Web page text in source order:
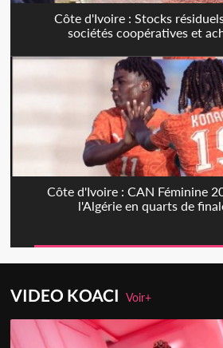
Côte d'Ivoire : Stocks
sociétés coopératives et
Côte d'Ivoire : CAN Féminine
l'Algérie en quarts de
VIDEO KOACIVoir+